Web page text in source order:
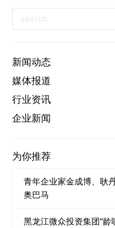
新闻动态
媒体报道
行业资讯
企业新闻
为你推荐
青年企业家金成博、耿
奥巴马
黑龙江微众投资集团“